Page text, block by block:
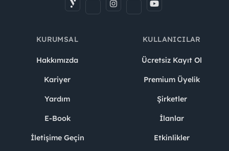
KURUMSAL
Hakkımızda
Kariyer
Yardım
E-Book
İletişime Geçin
KULLANICILAR
Ücretsiz Kayıt Ol
Premium Üyelik
Şirketler
İlanlar
Etkinlikler